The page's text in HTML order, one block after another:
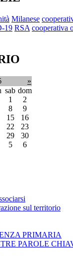
Milanese
19 RSA cooperativa
»
sab dom
1
2
8
9
15
16
22
23
29
30
5 6
sul territorio
PRIMARIA
PAROLE